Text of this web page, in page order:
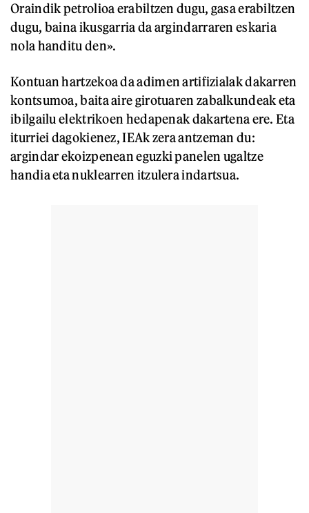
Oraindik petrolioa erabiltzen dugu, gasa erabiltzen
dugu, baina ikusgarria da argindarraren eskaria
nola handitu den».
Kontuan hartzekoa da adimen artifizialak dakarren
kontsumoa, baita aire girotuaren zabalkundeak eta
ibilgailu elektrikoen hedapenak dakartena ere. Eta
iturriei dagokienez, IEAk zera antzeman du:
argindar ekoizpenean eguzki panelen ugaltze
handia eta nuklearren itzulera indartsua.